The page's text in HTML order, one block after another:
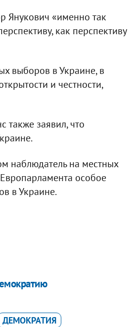
Янукович «именно так
как перспективу
выборов в Украине, в
и честности,
также заявил, что
наблюдатель на местных
особое
в Украине.
ДЕМОКРАТИЯ